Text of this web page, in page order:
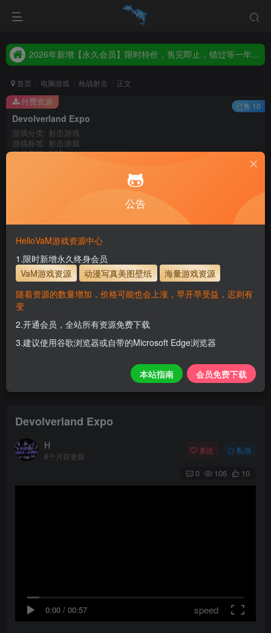
2026年新增【永久会员】限时特价，售完即止，错过等一年！！！
2026年新增【永久会员】限时特价，售完即止，错过等一年！！！
首页 电脑游戏 枪战射击 正文
Devolverland Expo
游戏分类: 射击游戏
游戏标签: 射击游戏
存储空间: 7GB
100
登录购买
主流网盘——高速下载
支付页面打不开或支付后不跳转请联系QQ：3317425885
解压密码
会员尊享全站资源【免费下载】！
1.为了资源不失效！请不要在线解压！
3.有任何问题请联系客服或评论留言。
付费资源 已售 10
Devolverland Expo
H
8个月前更新
关注 私信
0 106 10
0:00 / 00:57 speed
公告
HelloVaM游戏资源中心
1.限时新增永久终身会员
VaM游戏资源
动漫写真美图壁纸
海量游戏资源
随着资源的数量增加，价格可能也会上涨，早开早受益，迟则有
变
2.开通会员，全站所有资源免费下载
3.建议使用谷歌浏览器或自带的Microsoft Edge浏览器
本站指南 会员免费下载